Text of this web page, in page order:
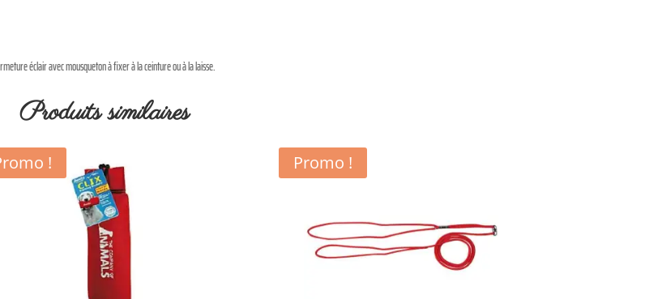
éclair avec mousqueton à fixer à la ceinture ou à la laisse.
Produits similaires
! Promo !